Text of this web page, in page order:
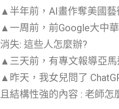
▲半年前，AI畫作奪美國藝
▲一周前，前Google大中
消失: 這些人怎麼辦?
▲三天前，有專文報導亞馬
▲昨天，我女兒問了
且結構性強的內容 : 老師怎